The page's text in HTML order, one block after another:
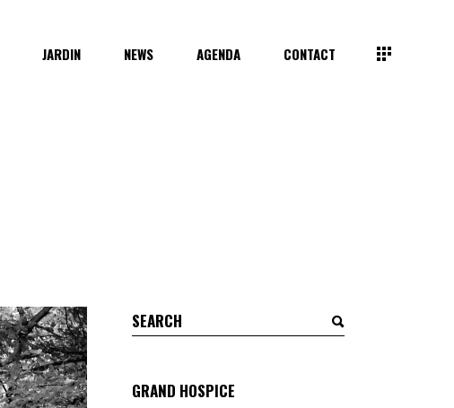
JARDIN NEWS AGENDA CONTACT
Search
for:
GRAND HOSPICE